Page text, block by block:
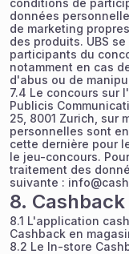
conditions de
données
de marketing
des produits. UBS
participants du
notamment en cas
d'abus ou de
7.4 Le concours sur
Publicis
25, 8001 Zurich, sur
personnelles sont
cette dernière pour
le jeu-concours.
traitement des
suivante :
8. Cashback
8.1 L'application
Cashback en
8.2 Le In-store